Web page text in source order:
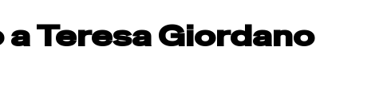
a Teresa Giordano